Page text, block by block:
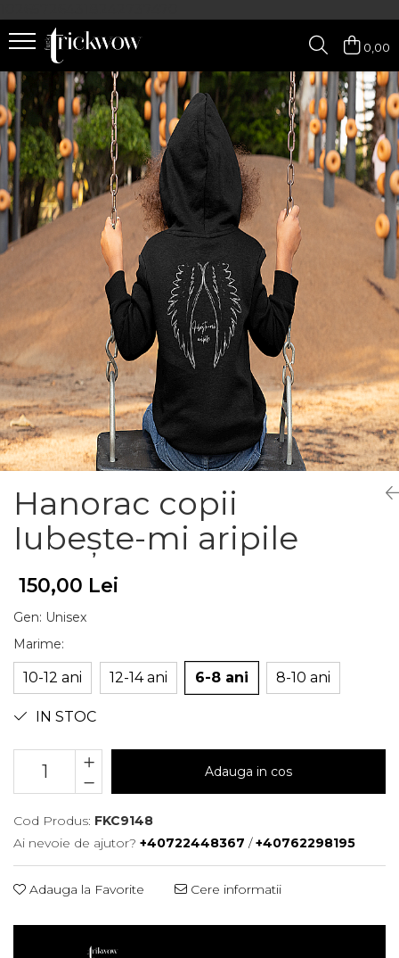
0,00
Hanorac copii
Iubește-mi aripile
150,00 Lei
Gen: Unisex
Marime:
10-12 ani 12-14 ani 6-8 ani 8-10 ani
IN STOC
Adauga in cos
Cod Produs: FKC9148
Ai nevoie de ajutor? +40722448367 /+40762298195
Adauga la Favorite Cere informatii